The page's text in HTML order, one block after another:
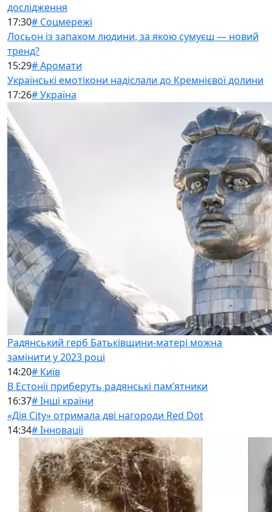
дослідження
17:30# Соцмережі
Лосьон із запахом людини, за якою сумуєш — новий
тренд?
15:29# Аромати
Українські емотікони надіслали до Кремнієвої долини
17:26# Україна
Радянський герб Батьківщини-матері можна
замінити у 2023 році
14:20# Київ
В Естонії приберуть радянські памʼятники
16:37# Інші країни
«Дія City» отримала дві нагороди Red Dot
14:34# Інновації